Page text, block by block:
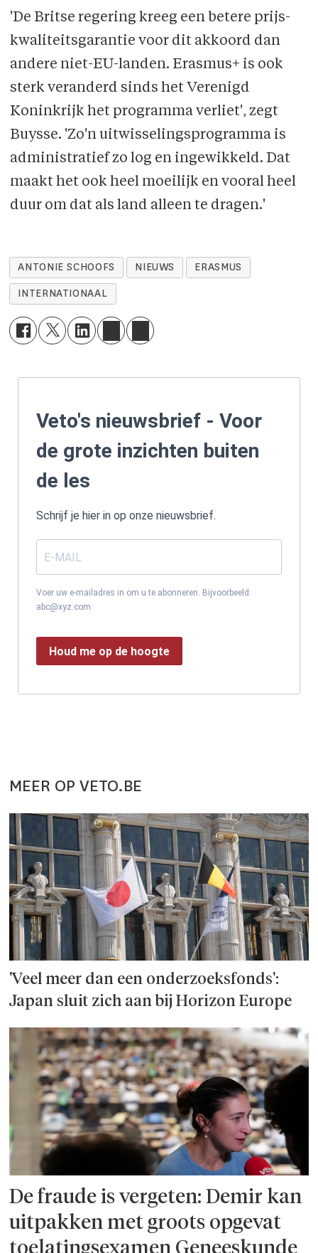
'De Britse regering kreeg een betere prijs-
kwaliteitsgarantie voor dit akkoord dan
andere niet-EU-landen. Erasmus+ is ook
sterk veranderd sinds het Verenigd
Koninkrijk het programma verliet', zegt
Buysse. 'Zo'n uitwisselingsprogramma is
administratief zo log en ingewikkeld. Dat
maakt het ook heel moeilijk en vooral heel
duur om dat als land alleen te dragen.'
ANTONIE SCHOOFS NIEUWS ERASMUS
INTERNATIONAAL
Veto's nieuwsbrief - Voor
de grote inzichten buiten
de les
Schrijf je hier in op onze nieuwsbrief.
Voer uw e-mailadres in om u te abonneren. Bijvoorbeeld:
abc@xyz.com.
Houd me op de hoogte
MEER OP VETO.BE
'Veel meer dan een onderzoeks­fonds':
Japan sluit zich aan bij Horizon Europe
De fraude is vergeten: Demir kan
uitpakken met groots opgevat
toelatingsexamen Geneeskunde